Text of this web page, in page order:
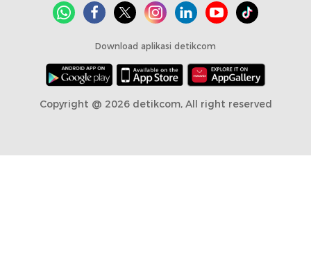
Download aplikasi detikcom
Copyright @ 2026 detikcom, All right reserved